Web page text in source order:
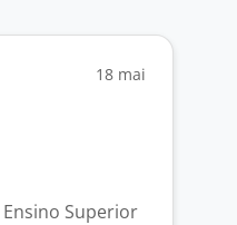
18 mai
Ensino Superior